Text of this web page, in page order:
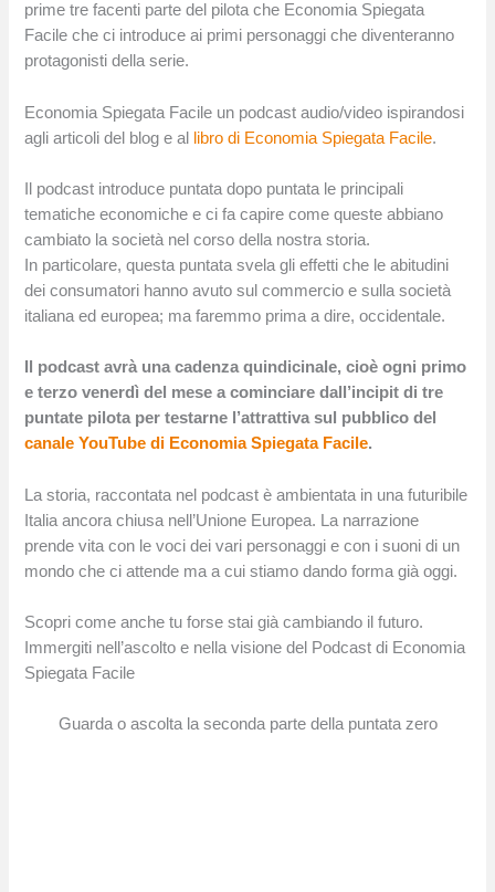
prime tre facenti parte del pilota che Economia Spiegata
Facile che ci introduce ai primi personaggi che diventeranno
protagonisti della serie.
Economia Spiegata Facile un podcast audio/video ispirandosi
agli articoli del blog e al libro di Economia Spiegata Facile.
Il podcast introduce puntata dopo puntata le principali
tematiche economiche e ci fa capire come queste abbiano
cambiato la società nel corso della nostra storia.
In particolare, questa puntata svela gli effetti che le abitudini
dei consumatori hanno avuto sul commercio e sulla società
italiana ed europea; ma faremmo prima a dire, occidentale.
Il podcast avrà una cadenza quindicinale, cioè ogni primo
e terzo venerdì del mese a cominciare dall’incipit di tre
puntate pilota per testarne l’attrattiva sul pubblico del
canale YouTube di Economia Spiegata Facile.
La storia, raccontata nel podcast è ambientata in una futuribile
Italia ancora chiusa nell’Unione Europea. La narrazione
prende vita con le voci dei vari personaggi e con i suoni di un
mondo che ci attende ma a cui stiamo dando forma già oggi.
Scopri come anche tu forse stai già cambiando il futuro.
Immergiti nell’ascolto e nella visione del Podcast di Economia
Spiegata Facile
Guarda o ascolta la seconda parte della puntata zero